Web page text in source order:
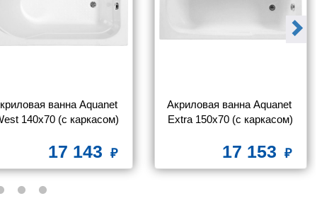
ванна Aquanet
140x70 (с каркасом)
17 143
Акриловая ванна Aquanet
Extra 150x70 (с каркасом)
17 153